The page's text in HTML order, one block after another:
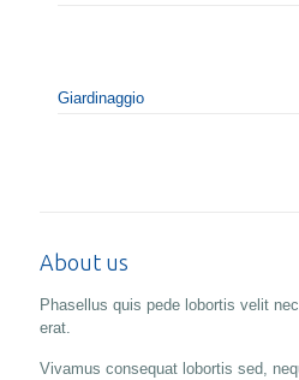
Giardinaggio
About us
Phasellus quis pede lobortis velit
erat.
Vivamus consequat lobortis sed,